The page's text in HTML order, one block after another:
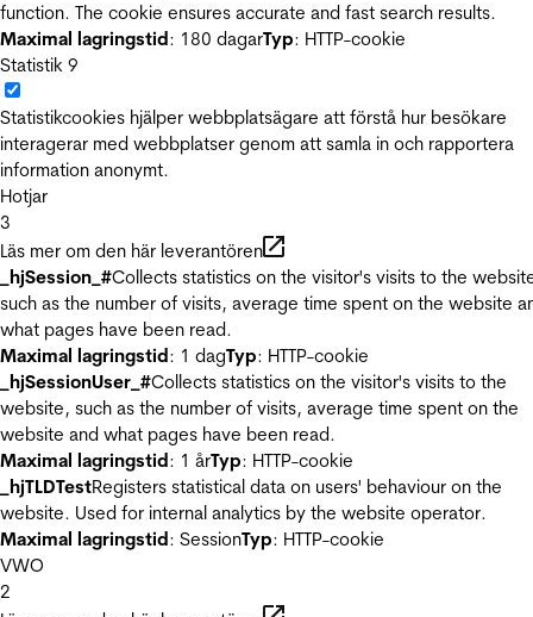
function. The cookie ensures accurate and fast search results.
Maximal lagringstid: 180 dagarTyp: HTTP-cookie
Statistik 9
Statistikcookies hjälper webbplatsägare att förstå hur besökare
interagerar med webbplatser genom att samla in och rapportera
information anonymt.
Hotjar
3
Läs mer om den här leverantören
_hjSession_#Collects statistics on the visitor's visits to the
such as the number of visits, average time spent on the website
what pages have been read.
Maximal lagringstid: 1 dagTyp: HTTP-cookie
_hjSessionUser_#Collects statistics on the visitor's visits to the
website, such as the number of visits, average time spent on the
website and what pages have been read.
Maximal lagringstid: 1 årTyp: HTTP-cookie
_hjTLDTestRegisters statistical data on users' behaviour on the
website. Used for internal analytics by the website operator.
Maximal lagringstid: SessionTyp: HTTP-cookie
VWO
2